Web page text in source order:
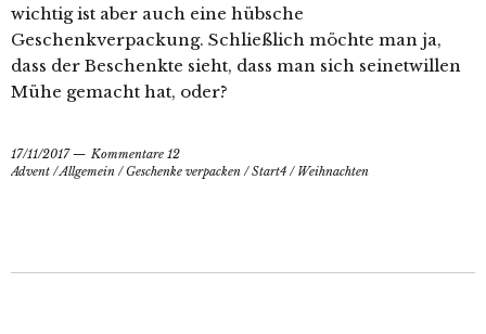
wichtig ist aber auch eine hübsche
Geschenkverpackung. Schließlich möchte man ja,
dass der Beschenkte sieht, dass man sich seinetwillen
Mühe gemacht hat, oder?
17/11/2017
Kommentare 12
Advent /Allgemein /Geschenke verpacken /Start4 / Weihnachten